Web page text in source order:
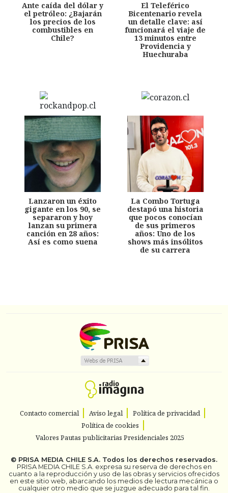
Ante caída del dólar y
el petróleo: ¿Bajarán
los precios de los
combustibles en
Chile?
El Teleférico
Bicentenario revela
un detalle clave: así
funcionará el viaje de
13 minutos entre
Providencia y
Huechuraba
Lanzaron un éxito
gigante en los 90, se
separaron y hoy
lanzan su primera
canción en 28 años:
Así es como suena
La Combo Tortuga
destapó una historia
que pocos conocían
de sus primeros
años: Uno de los
shows más insólitos
de su carrera
Contacto comercial Aviso legal
Política de privacidad
Política de cookies
Valores Pautas publicitarias Presidenciales 2025
© PRISA MEDIA CHILE S.A. Todos los derechos reservados.
PRISA MEDIA CHILE S.A. expresa su reserva de derechos en
cuanto a la reproducción y uso de las obras y servicios ofrecidos
en este sitio web, abarcando los medios de lectura mecánica o
cualquier otro medio que se juzgue adecuado para tal fin.